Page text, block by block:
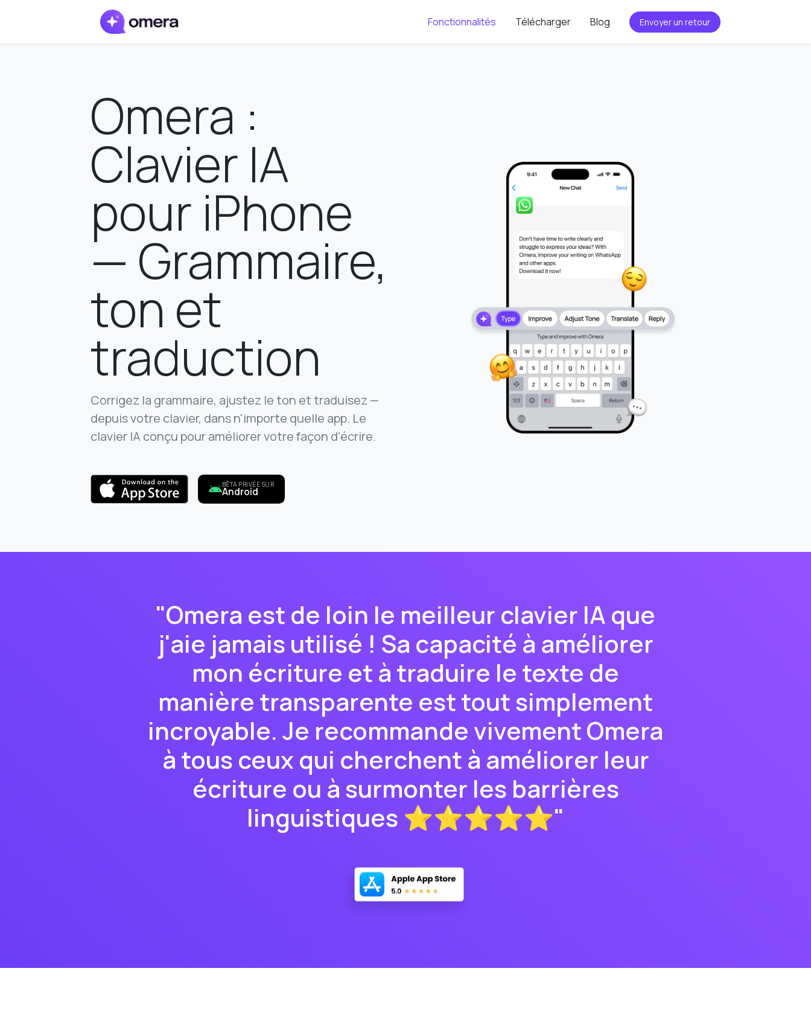
Fonctionnalités Télécharger Blog Envoyer un retour
Omera :
Clavier IA
pour iPhone
— Grammaire,
ton et
traduction
Corrigez la grammaire, ajustez le ton et traduisez —
depuis votre clavier, dans n'importe quelle app. Le
clavier IA conçu pour améliorer votre façon d'écrire.
BÊTA PRIVÉE SUR
Android
"Omera est de loin le meilleur clavier IA que
j'aie jamais utilisé ! Sa capacité à améliorer
mon écriture et à traduire le texte de
manière transparente est tout simplement
incroyable. Je recommande vivement Omera
à tous ceux qui cherchent à améliorer leur
écriture ou à surmonter les barrières
linguistiques ⭐⭐⭐⭐⭐"